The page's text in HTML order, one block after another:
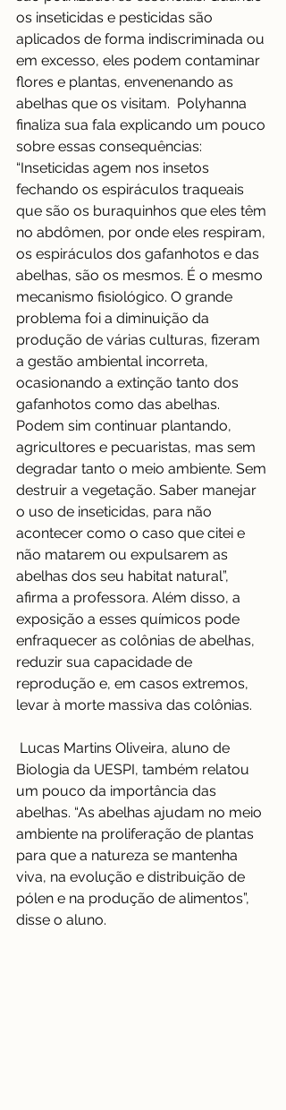
os inseticidas e pesticidas são
aplicados de forma indiscriminada ou
em excesso, eles podem contaminar
flores e plantas, envenenando as
abelhas que os visitam.  Polyhanna
finaliza sua fala explicando um pouco
sobre essas consequências:
“Inseticidas agem nos insetos
fechando os espiráculos traqueais
que são os buraquinhos que eles têm
no abdômen, por onde eles respiram,
os espiráculos dos gafanhotos e das
abelhas, são os mesmos. É o mesmo
mecanismo fisiológico. O grande
problema foi a diminuição da
produção de várias culturas, fizeram
a gestão ambiental incorreta,
ocasionando a extinção tanto dos
gafanhotos como das abelhas.
Podem sim continuar plantando,
agricultores e pecuaristas, mas sem
degradar tanto o meio ambiente. Sem
destruir a vegetação. Saber manejar
o uso de inseticidas, para não
acontecer como o caso que citei e
não matarem ou expulsarem as
abelhas dos seu habitat natural”,
afirma a professora. Além disso, a
exposição a esses químicos pode
enfraquecer as colônias de abelhas,
reduzir sua capacidade de
reprodução e, em casos extremos,
levar à morte massiva das colônias.
Biologia da UESPI, também relatou
um pouco da importância das
abelhas. “As abelhas ajudam no meio
ambiente na proliferação de plantas
para que a natureza se mantenha
viva, na evolução e distribuição de
pólen e na produção de alimentos”,
disse o aluno.